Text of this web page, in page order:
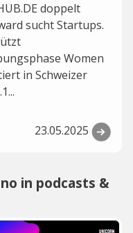
doppelt
sucht Startups.
Women
in Schweizer
23.05.2025
in podcasts &